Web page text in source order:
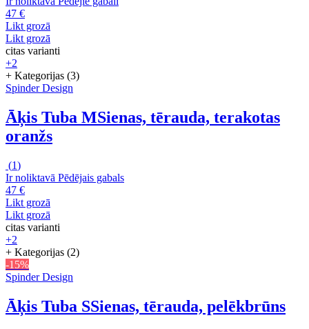
47 €
Likt grozā
Likt grozā
citas varianti
+2
+ Kategorijas (3)
Spinder Design
Āķis Tuba MSienas, tērauda, terakotas
oranžs
(1)
Ir noliktavā Pēdējais gabals
47 €
Likt grozā
Likt grozā
citas varianti
+2
+ Kategorijas (2)
-15%
Spinder Design
Āķis Tuba SSienas, tērauda, pelēkbrūns